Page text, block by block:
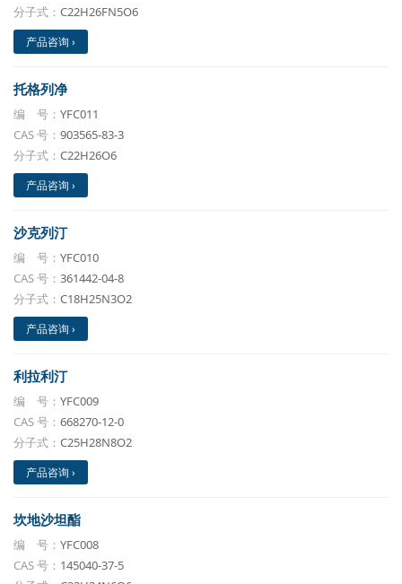
分子式： C22H26FN5O6
产品咨询 ›
托格列净
编 号： YFC011
CAS 号： 903565-83-3
分子式： C22H26O6
产品咨询 ›
沙克列汀
编 号： YFC010
CAS 号： 361442-04-8
分子式： C18H25N3O2
产品咨询 ›
利拉利汀
编 号： YFC009
CAS 号： 668270-12-0
分子式： C25H28N8O2
产品咨询 ›
坎地沙坦酯
编 号： YFC008
CAS 号： 145040-37-5